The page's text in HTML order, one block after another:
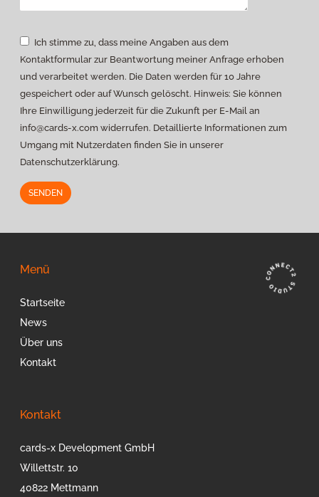
Ich stimme zu, dass meine Angaben aus dem
Kontaktformular zur Beantwortung meiner Anfrage erhoben
und verarbeitet werden. Die Daten werden für 10 Jahre
gespeichert oder auf Wunsch gelöscht. Hinweis: Sie können
Ihre Einwilligung jederzeit für die Zukunft per E-Mail an
info@cards-x.com widerrufen. Detaillierte Informationen zum
Umgang mit Nutzerdaten finden Sie in unserer
Datenschutzerklärung.
Menü
Startseite
News
Über uns
Kontakt
Kontakt
cards-x Development GmbH
Willettstr. 10
40822 Mettmann